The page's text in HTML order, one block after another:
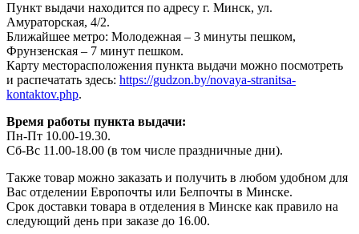
Пункт выдачи находится по адресу г. Минск, ул.
Амураторская, 4/2.
Ближайшее метро: Молодежная – 3 минуты пешком,
Фрунзенская – 7 минут пешком.
Карту месторасположения пункта выдачи можно посмотреть
и распечатать здесь: https://gudzon.by/novaya-stranitsa-
kontaktov.php.
Время работы пункта выдачи:
Пн-Пт 10.00-19.30.
Сб-Вс 11.00-18.00 (в том числе праздничные дни).
Также товар можно заказать и получить в любом удобном для
Вас отделении Европочты или Белпочты в Минске.
Срок доставки товара в отделения в Минске как правило на
следующий день при заказе до 16.00.